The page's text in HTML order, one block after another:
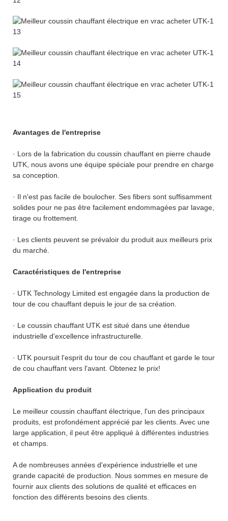
Avantages de l'entreprise
· Lors de la fabrication du coussin chauffant en pierre chaude
UTK, nous avons une équipe spéciale pour prendre en charge
sa conception.
· Il n'est pas facile de boulocher. Ses fibers sont suffisamment
solides pour ne pas être facilement endommagées par lavage,
tirage ou frottement.
· Les clients peuvent se prévaloir du produit aux meilleurs prix
du marché.
Caractéristiques de l'entreprise
· UTK Technology Limited est engagée dans la production de
tour de cou chauffant depuis le jour de sa création.
· Le coussin chauffant UTK est situé dans une étendue
industrielle d'excellence infrastructurelle.
· UTK poursuit l'esprit du tour de cou chauffant et garde le tour
de cou chauffant vers l'avant. Obtenez le prix!
Application du produit
Le meilleur coussin chauffant électrique, l'un des principaux
produits, est profondément apprécié par les clients. Avec une
large application, il peut être appliqué à différentes industries
et champs.
A de nombreuses années d'expérience industrielle et une
grande capacité de production. Nous sommes en mesure de
fournir aux clients des solutions de qualité et efficaces en
fonction des différents besoins des clients.